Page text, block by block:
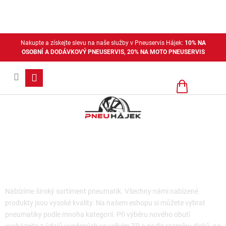
Nakupte a získejte slevu na naše služby v Pneuservis Hájek: 10% NA
OSOBNÍ A DODÁVKOVÝ PNEUSERVIS, 20% NA MOTO PNEUSERVIS
Nákupní
Nabízíme široký sortiment pneumatik. Všechny námi nabízené
produkty jsou vysoké kvality. Na našem eshopu si můžete vybrat
pneumatiky podle mnoha kategorií. Při výběru nového obutí